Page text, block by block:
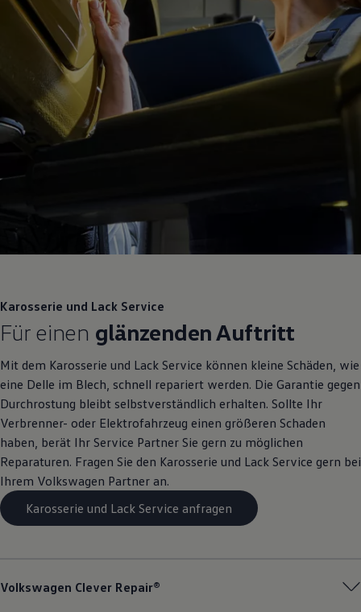
Karosserie und Lack Service
Für einen glänzenden Auftritt
Mit dem Karosserie und Lack Service können kleine Schäden, wie
eine Delle im Blech, schnell repariert werden. Die Garantie gegen
Durchrostung bleibt selbstverständlich erhalten. Sollte Ihr
Verbrenner- oder Elektrofahrzeug einen größeren Schaden
haben, berät Ihr Service Partner Sie gern zu möglichen
Reparaturen. Fragen Sie den Karosserie und Lack Service gern bei
Ihrem Volkswagen Partner an.
Karosserie und Lack Service anfragen
Volkswagen Clever Repair®